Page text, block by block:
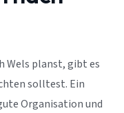
Wels planst, gibt es
solltest. Ein
Organisation und